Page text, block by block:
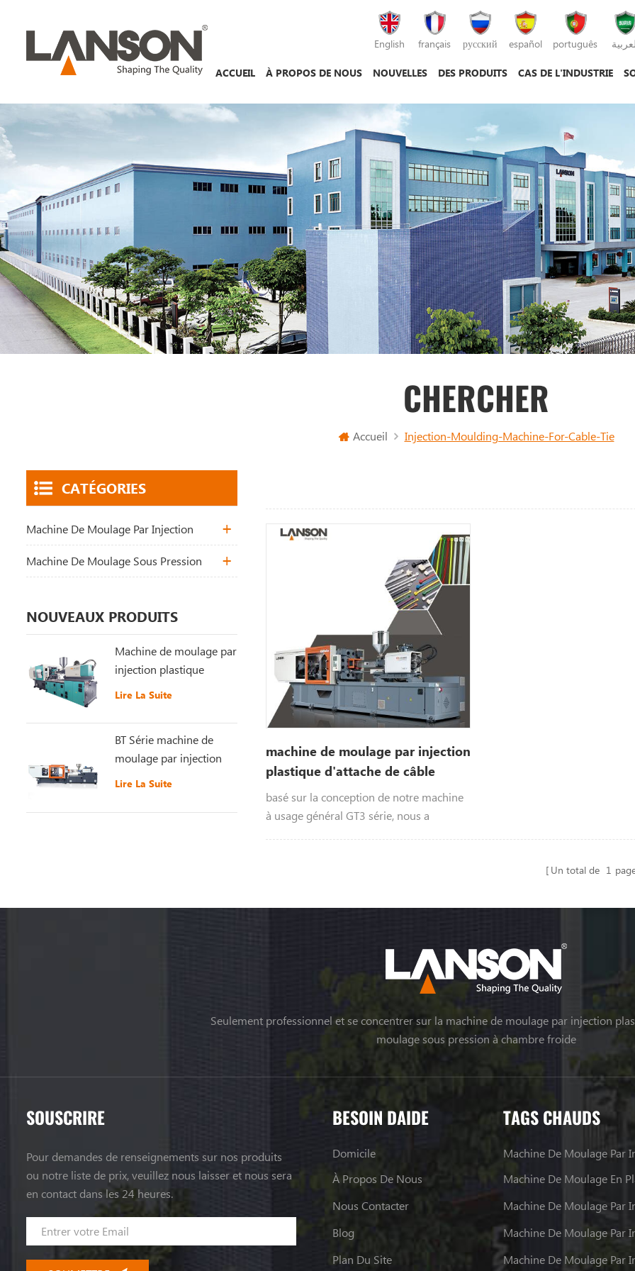
English français русский español português
ACCUEIL À PROPOS DE NOUS NOUVELLES DES PRODUITS CAS DE L'INDUSTRIE
CHERCHER
Accueil Injection-Moulding-Machine-For-Cable-Tie
machine de moulage par injection
plastique d'attache de câble
basé sur la conception de notre machine
à usage général GT3 série, nous a
Un total de 1
CATÉGORIES
Machine De Moulage Par Injection
Machine De Moulage Sous Pression
NOUVEAUX PRODUITS
Machine de moulage par
injection plastique
récemment améliorée
Lire La Suite
BT Série machine de
moulage par injection
plastique à grande
Lire La Suite
Seulement professionnel et se concentrer sur la machine de moulage par injection
moulage sous pression à chambre froide
SOUSCRIRE
Pour demandes de renseignements sur nos produits
ou notre liste de prix, veuillez nous laisser et nous sera
en contact dans les 24 heures.
BESOIN DAIDE
Domicile
À Propos De Nous
Nous Contacter
Blog
Plan Du Site
TAGS CHAUDS
Machine De Moulage Par
Machine De Moulage En
Machine De Moulage Par
Machine De Moulage Par